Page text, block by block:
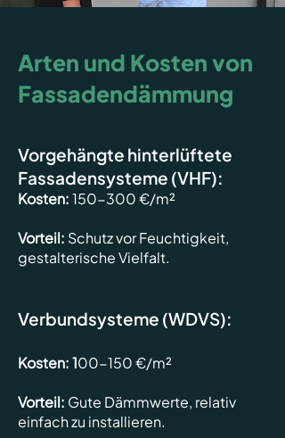
Arten und Kosten von
Fassadendämmung
Vorgehängte hinterlüftete
Fassadensysteme (VHF):
Kosten:150-300 €/m²
Vorteil: Schutz vor Feuchtigkeit,
gestalterische Vielfalt.
Verbundsysteme (WDVS):
Kosten: 100-150 €/m²
Vorteil: Gute Dämmwerte, relativ
einfach zu installieren.